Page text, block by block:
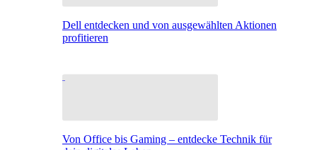
Dell entdecken und von ausgewählten Aktionen
profitieren
Von Office bis Gaming – entdecke Technik für